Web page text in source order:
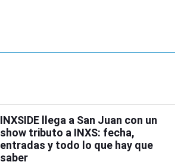
INXSIDE llega a San Juan con un
show tributo a INXS: fecha,
entradas y todo lo que hay que
saber